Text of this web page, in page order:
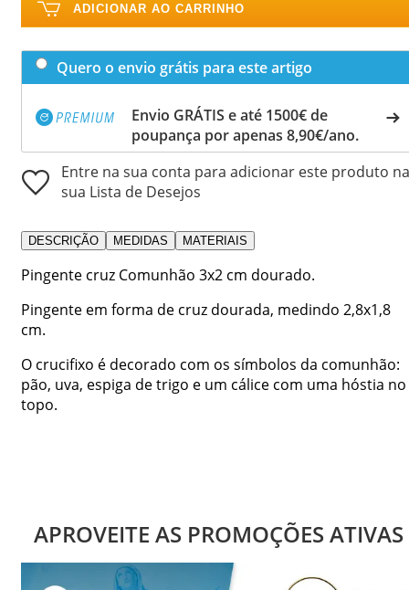
ADICIONAR AO CARRINHO
Quero o envio grátis para este artigo
Envio GRÁTIS e até 1500€ de
poupança por apenas 8,90€/ano.
Entre na sua conta para adicionar este produto na
sua Lista de Desejos
DESCRIÇÃO MEDIDAS MATERIAIS
Pingente cruz Comunhão 3x2 cm dourado.
Pingente em forma de cruz dourada, medindo 2,8x1,8
cm.
O crucifixo é decorado com os símbolos da comunhão:
pão, uva, espiga de trigo e um cálice com uma hóstia no
topo.
APROVEITE AS PROMOÇÕES ATIVAS